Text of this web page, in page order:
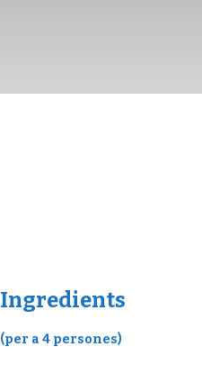
Ingredients
(per a 4 persones)